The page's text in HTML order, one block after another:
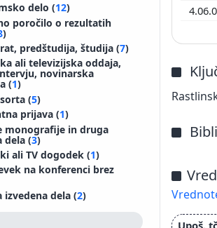
delo (12)
poročilo o rezultatih
)
predštudija, študija (7)
ali televizijska oddaja,
novinarska
(1)
(5)
prijava (1)
monografije in druga
dela (3)
ali TV dogodek (1)
na konferenci brez
izvedena dela (2)
Upoš.